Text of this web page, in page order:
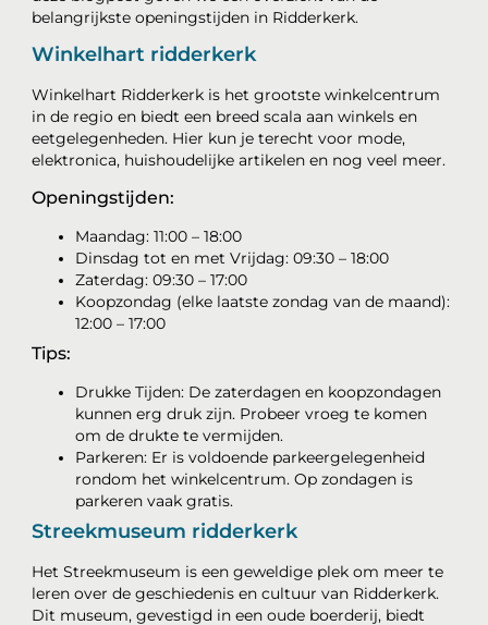
belangrijkste openingstijden in Ridderkerk.
Winkelhart ridderkerk
Winkelhart Ridderkerk is het grootste winkelcentrum
in de regio en biedt een breed scala aan winkels en
eetgelegenheden. Hier kun je terecht voor mode,
elektronica, huishoudelijke artikelen en nog veel meer.
Openingstijden:
Maandag: 11:00 – 18:00
Dinsdag tot en met Vrijdag: 09:30 – 18:00
Zaterdag: 09:30 – 17:00
Koopzondag (elke laatste zondag van de maand):
12:00 – 17:00
Tips:
Drukke Tijden: De zaterdagen en koopzondagen
kunnen erg druk zijn. Probeer vroeg te komen
om de drukte te vermijden.
Parkeren: Er is voldoende parkeergelegenheid
rondom het winkelcentrum. Op zondagen is
parkeren vaak gratis.
Streekmuseum ridderkerk
Het Streekmuseum is een geweldige plek om meer te
leren over de geschiedenis en cultuur van Ridderkerk.
Dit museum, gevestigd in een oude boerderij, biedt